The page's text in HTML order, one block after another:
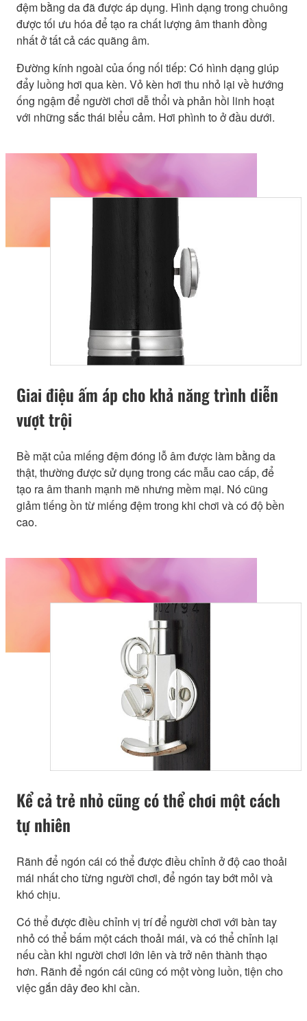
đệm bằng da đã được áp dụng. Hình dạng trong chuông
được tối ưu hóa để tạo ra chất lượng âm thanh đồng
nhất ở tất cả các quãng âm.
Đường kính ngoài của ống nối tiếp: Có hình dạng giúp
đẩy luồng hơi qua kèn. Vỏ kèn hơi thu nhỏ lại về hướng
ống ngậm để người chơi dễ thổi và phản hồi linh hoạt
với những sắc thái biểu cảm. Hơi phình to ở đầu dưới.
Giai điệu ấm áp cho khả năng trình diễn
vượt trội
Bề mặt của miếng đệm đóng lỗ âm được làm bằng da
thật, thường được sử dụng trong các mẫu cao cấp, để
tạo ra âm thanh mạnh mẽ nhưng mềm mại. Nó cũng
giảm tiếng ồn từ miếng đệm trong khi chơi và có độ bền
cao.
Kể cả trẻ nhỏ cũng có thể chơi một cách
tự nhiên
Rãnh để ngón cái có thể được điều chỉnh ở độ cao thoải
mái nhất cho từng người chơi, để ngón tay bớt mỏi và
khó chịu.
Có thể được điều chỉnh vị trí để người chơi với bàn tay
nhỏ có thể bấm một cách thoải mái, và có thể chỉnh lại
nếu cần khi người chơi lớn lên và trở nên thành thạo
hơn. Rãnh để ngón cái cũng có một vòng luồn, tiện cho
việc gắn dây đeo khi cần.